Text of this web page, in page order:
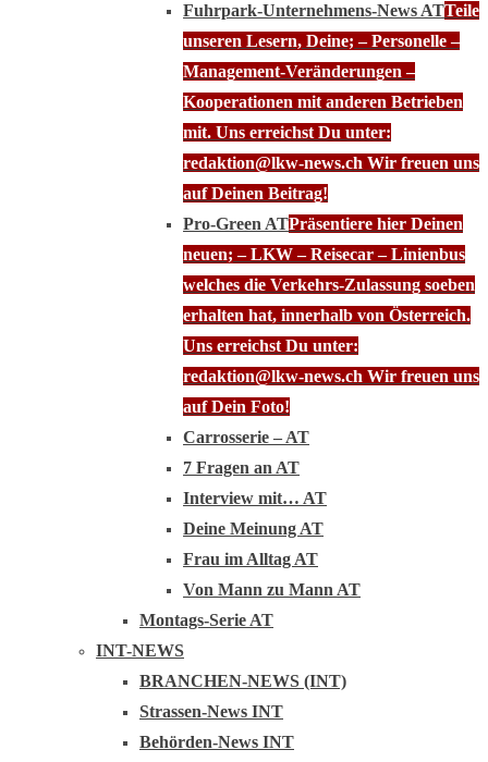
Fuhrpark-Unternehmens-News ATTeile
unseren Lesern, Deine; – Personelle –
Management-Veränderungen –
Kooperationen mit anderen Betrieben
mit. Uns erreichst Du unter:
redaktion@lkw-news.ch Wir freuen uns
auf Deinen Beitrag!
Pro-Green ATPräsentiere hier Deinen
neuen; – LKW – Reisecar – Linienbus
welches die Verkehrs-Zulassung soeben
erhalten hat, innerhalb von Österreich.
Uns erreichst Du unter:
redaktion@lkw-news.ch Wir freuen uns
auf Dein Foto!
Carrosserie – AT
7 Fragen an AT
Interview mit… AT
Deine Meinung AT
Frau im Alltag AT
Von Mann zu Mann AT
Montags-Serie AT
INT-NEWS
BRANCHEN-NEWS (INT)
Strassen-News INT
Behörden-News INT